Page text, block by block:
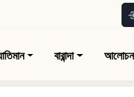
বারান্দা